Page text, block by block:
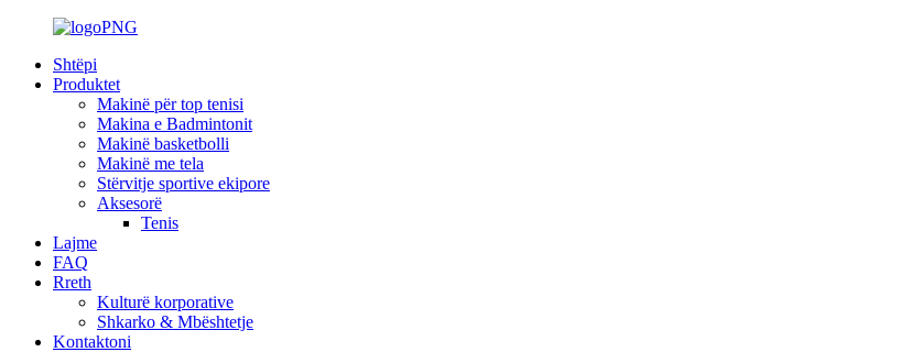
Shtëpi
Produktet
Makinë për top tenisi
Makina e Badmintonit
Makinë basketbolli
Makinë me tela
Stërvitje sportive ekipore
Aksesorë
Tenis
Lajme
FAQ
Rreth
Kulturë korporative
Shkarko & Mbështetje
Kontaktoni